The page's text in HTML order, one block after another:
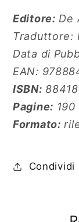
Editore: De
Traduttore:
Data di
EAN:
ISBN:
Pagine: 190
Formato:
Condividi